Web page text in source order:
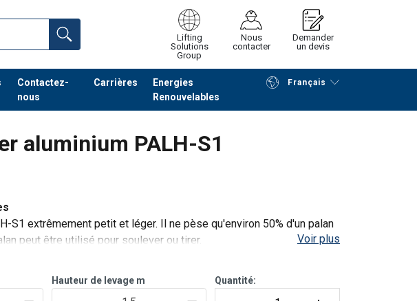
Lifting
Solutions
Group
Nous
contacter
Demander
un devis
Contactez-
nous
Carrières
Energies
Renouvelables
Français
Poursuivre Envoyer demande
aluminium PALH-S1
S1 extrêmement petit et léger. Il ne pèse qu'environ 50% d'un palan
peut être utilisé pour soulever ou tirer.
en charge à l'épreuve dynamique 1,5 x CMU avant de quitter
Voir plus
Hauteur de levage m Quantité: